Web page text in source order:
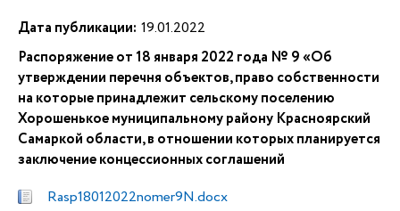
Дата публикации: 19.01.2022
Распоряжение от 18 января 2022 года № 9 «Об
утверждении перечня объектов, право собственности
на которые принадлежит сельскому поселению
Хорошенькое муниципальному району Красноярский
Самаркой области, в отношении которых планируется
заключение концессионных соглашений
Rasp18012022nomer9N.docx